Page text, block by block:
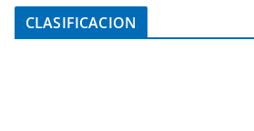
CLASIFICACION